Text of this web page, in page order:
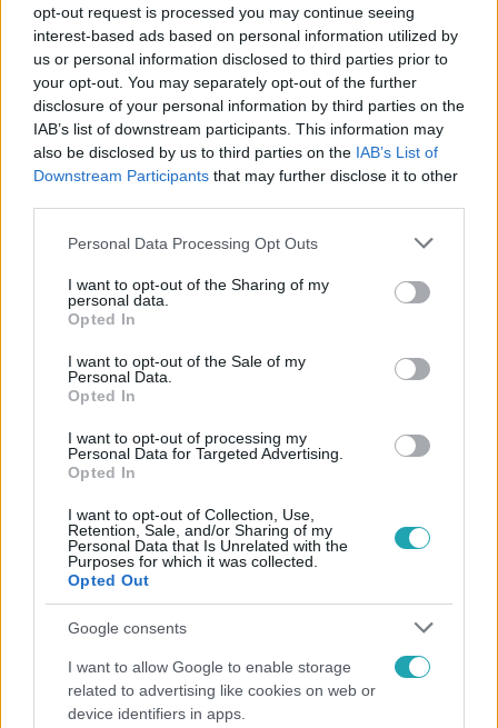
opt-out request is processed you may continue seeing
interest-based ads based on personal information utilized by
us or personal information disclosed to third parties prior to
your opt-out. You may separately opt-out of the further
disclosure of your personal information by third parties on the
IAB’s list of downstream participants. This information may
also be disclosed by us to third parties on the IAB’s List of
Downstream Participants that may further disclose it to other
Please note that this website/app uses one or more Google
not limited to your visit or usage behaviour. You may click to
grant or deny consent to Google and its third-party tags to
use your data for below specified purposes in below Google
consent section.
Personal Data Processing Opt Outs
I want to opt-out of the Sharing of my
personal data.
Opted In
I want to opt-out of the Sale of my
Personal Data.
Opted In
I want to opt-out of processing my
Personal Data for Targeted Advertising.
Opted In
I want to opt-out of Collection, Use,
Retention, Sale, and/or Sharing of my
Personal Data that Is Unrelated with the
Purposes for which it was collected.
Opted Out
Google consents
I want to allow Google to enable storage
related to advertising like cookies on web or
device identifiers in apps.
#CELEBRANDI #RTL #ADÁSRÉSZLETEK #VIDEÓ
#FINÁLÉ #
Népszerű